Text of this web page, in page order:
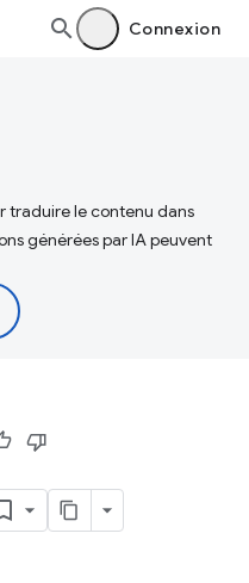
Connexion
traduire le contenu dans
générées par IA peuvent